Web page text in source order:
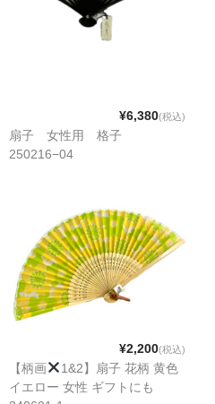
¥6,380(税込)
扇子 女性用 格子
250216−04
¥2,200(税込)
【柄画
1&2】扇子 花柄 黄色
イエロー 女性 ギフトにも